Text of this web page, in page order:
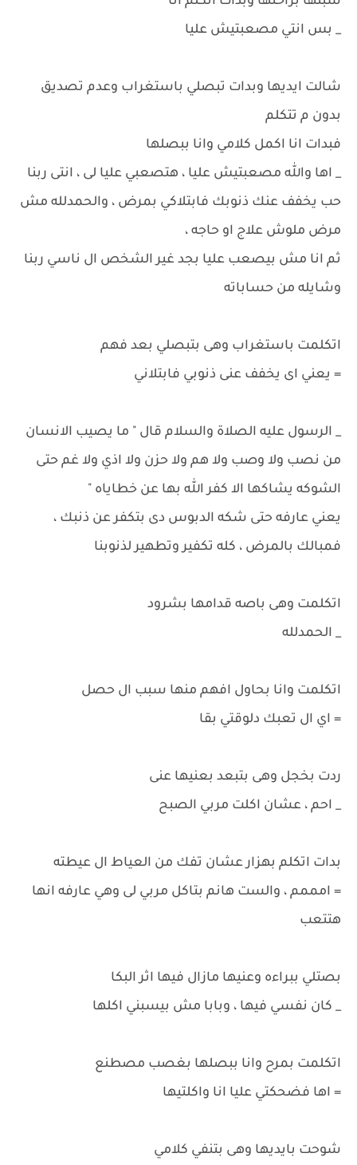
_ بس انتي مصعبتيش عليا
شالت ايديها وبدات تبصلي باستغراب وعدم تصديق
بدون م تتكلم
فبدات انا اكمل كلامي وانا ببصلها
_ اها والله مصعبتيش عليا ، هتصعبي عليا لى ، انتى ربنا
حب يخفف عنك ذنوبك فابتلاكي بمرض ، والحمدلله مش
مرض ملوش علاج او حاجه ،
ثم انا مش بيصعب عليا بجد غير الشخص ال ناسي ربنا
وشايله من حساباته
اتكلمت باستغراب وهى بتبصلي بعد فهم
= يعني اى يخفف عنى ذنوبي فابتلاني
_ الرسول عليه الصلاة والسلام قال " ما يصيب الانسان
من نصب ولا وصب ولا هم ولا حزن ولا اذي ولا غم حتى
الشوكه يشاكها الا كفر الله بها عن خطاياه "
يعني عارفه حتى شكه الدبوس دى بتكفر عن ذنبك ،
فمبالك بالمرض ، كله تكفير وتطهير لذنوبنا
اتكلمت وهى باصه قدامها بشرود
_ الحمدلله
اتكلمت وانا بحاول افهم منها سبب ال حصل
= اي ال تعبك دلوقتي بقا
ردت بخجل وهى بتبعد بعنيها عنى
_ احم ، عشان اكلت مربي الصبح
بدات اتكلم بهزار عشان تفك من العياط ال عيطته
= امممم ، والست هانم بتاكل مربي لى وهي عارفه انها
هتتعب
بصتلي ببراءه وعنيها مازال فيها اثر البكا
_ كان نفسي فيها ، وبابا مش بيسبني اكلها
اتكلمت بمرح وانا ببصلها بغصب مصطنع
= اها فضحكتي عليا انا واكلتيها
شوحت بايديها وهى بتنفي كلامي